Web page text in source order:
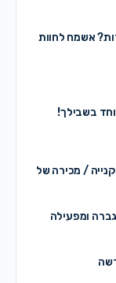
אשמח לחוות
בשבילך!
/ מכירה של
ומפעילה